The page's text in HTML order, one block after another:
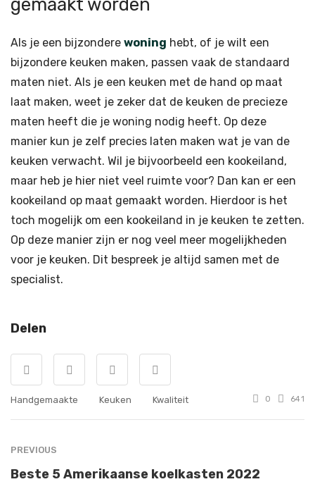
gemaakt worden
Als je een bijzondere woning hebt, of je wilt een
bijzondere keuken maken, passen vaak de standaard
maten niet. Als je een keuken met de hand op maat
laat maken, weet je zeker dat de keuken de precieze
maten heeft die je woning nodig heeft. Op deze
manier kun je zelf precies laten maken wat je van de
keuken verwacht. Wil je bijvoorbeeld een kookeiland,
maar heb je hier niet veel ruimte voor? Dan kan er een
kookeiland op maat gemaakt worden. Hierdoor is het
toch mogelijk om een kookeiland in je keuken te zetten.
Op deze manier zijn er nog veel meer mogelijkheden
voor je keuken. Dit bespreek je altijd samen met de
specialist.
Delen
Handgemaakte Keuken Kwaliteit 0 641
PREVIOUS
Beste 5 Amerikaanse koelkasten 2022